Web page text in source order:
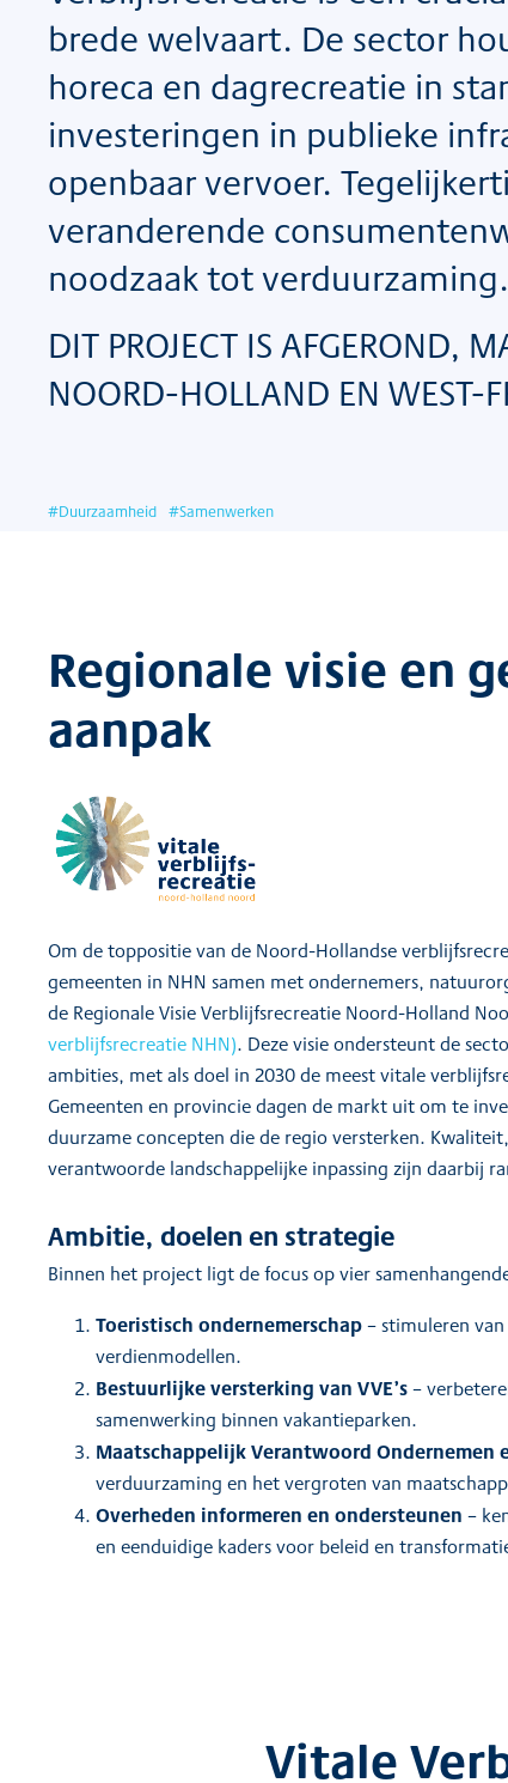
brede welvaart. De sector
horeca en dagrecreatie in
investeringen in publieke
openbaar vervoer.
veranderende
noodzaak tot verduurzaming.
DIT PROJECT IS AFGEROND,
NOORD-HOLLAND EN WEST-
#Duurzaamheid #Samenwerken
Regionale visie en
aanpak
Om de toppositie van de Noord-Hollandse
gemeenten in NHN samen met ondernemers,
de Regionale Visie Verblijfsrecreatie Noord-Holland
verblijfsrecreatie NHN). Deze visie ondersteunt de
ambities, met als doel in 2030 de meest vitale
Gemeenten en provincie dagen de markt uit om te
duurzame concepten die de regio versterken.
verantwoorde landschappelijke inpassing zijn daarbij
Ambitie, doelen en strategie
Binnen het project ligt de focus op vier
Toeristisch ondernemerschap– stimuleren
verdienmodellen.
Bestuurlijke versterking van VVE’s–
samenwerking binnen vakantieparken.
Maatschappelijk Verantwoord Ondernemen
verduurzaming en het vergroten van
Overheden informeren en ondersteunen –
en eenduidige kaders voor beleid en
Vitale